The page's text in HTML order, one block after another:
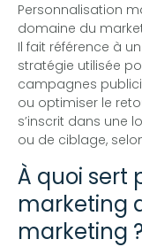
Personnalisation
domaine du
Il fait référence à
stratégie utilisée
campagnes
ou optimiser le
s’inscrit dans une
ou de ciblage,
À quoi sert
marketing
marketing